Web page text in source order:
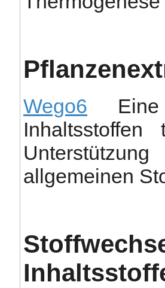
Wego6 Eine
allgemeinen